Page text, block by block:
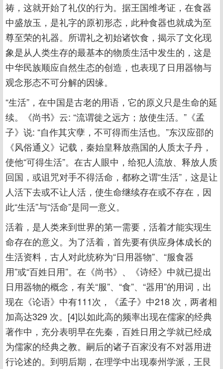
祷，这就开始了礼仪的行为。据王国维考证，在食器
中盛放玉，是礼字的原初形态，此种食器也就成为至
尊至荣的礼器。所谓礼之初始诸饮食，揭示了文化现
象是从人类生存的最基本的物质生活中发生的，这是
中华民族顺应自然生态的创造，也表现了日用器物与
观念形态不可分解的因缘。
“生活”，在中国是古老的用语，它的原义只是生命的延
续。《尚书》云: “流谓徙之远方；放使生活。”《孟
子》说: “自作其灾孽，不可得而生活也。”东汉应邵的
《风俗通义》记载，秦始皇释放燕国的人质太子丹，
使他“可得生活”。在古人眼中，给犯人流放、释放人质
回国，或诅咒对手不得活命，都称之谓“生活”，这是让
人活下去或不让人活，使生命继续存在或不存在，因
此“生活”与“活命”是同一意义。
活着，是人类来到世界的第一需要，活着才能实现生
命存在的意义。为了活着，首先要有供应身体成长的
生活资料，古人对此统称为“日用器物”、“服食器
用”或“百姓日用”。在《尚书》、《诗经》中就已提出
日用器物的概念，有关“服”、“食”、“器用”的用词，出
现在《论语》中有111次，《孟子》中218 次，两者相
加高达329 次。[4]以如此高的频率出现在儒家的经典
著作中，充分表明早在先秦，百姓日用之学就已经成
为儒家的经典之教。嗣后的诸子百家没有不对器用进
行论述的。到明后期，在理学中出现泰州学派，王艮